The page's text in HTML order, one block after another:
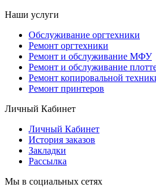
Наши услуги
Обслуживание оргтехники
Ремонт оргтехники
Ремонт и обслуживание МФУ
Ремонт и обслуживание
Ремонт копировальной
Ремонт принтеров
Личный Кабинет
Личный Кабинет
История заказов
Закладки
Рассылка
Мы в социальных сетях